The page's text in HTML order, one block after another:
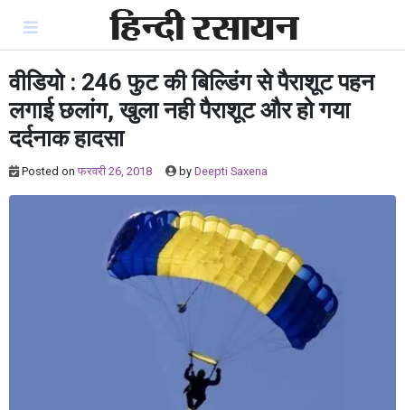
content
वीडियो : 246 फुट की बिल्डिंग से पैराशूट पहन
लगाई छलांग, खुला नही पैराशूट और हो गया
दर्दनाक हादसा
Posted on फरवरी 26, 2018 by Deepti Saxena